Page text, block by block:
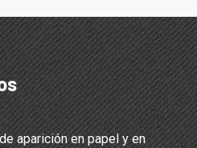
aparición en papel y en